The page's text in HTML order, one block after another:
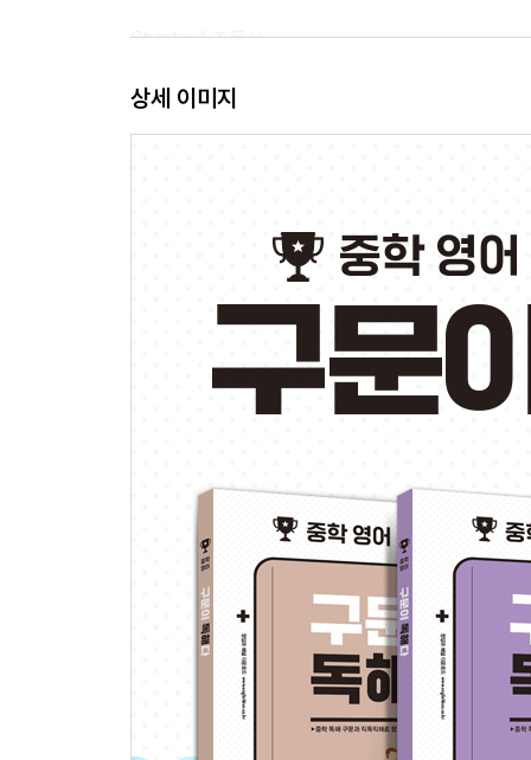
Chapter 4 조동사
Unit 9 조동사 2
Unit 12 to부정사 구문 1
Unit 13 to부정사 구문 2
Unit 16 접속사 1
Chapter 9 관계대명사
Unit 18 주격 관계대명사
Unit 19 소유격/목적격 관계대명사
Chapter 10 비교구문
상세 이미지